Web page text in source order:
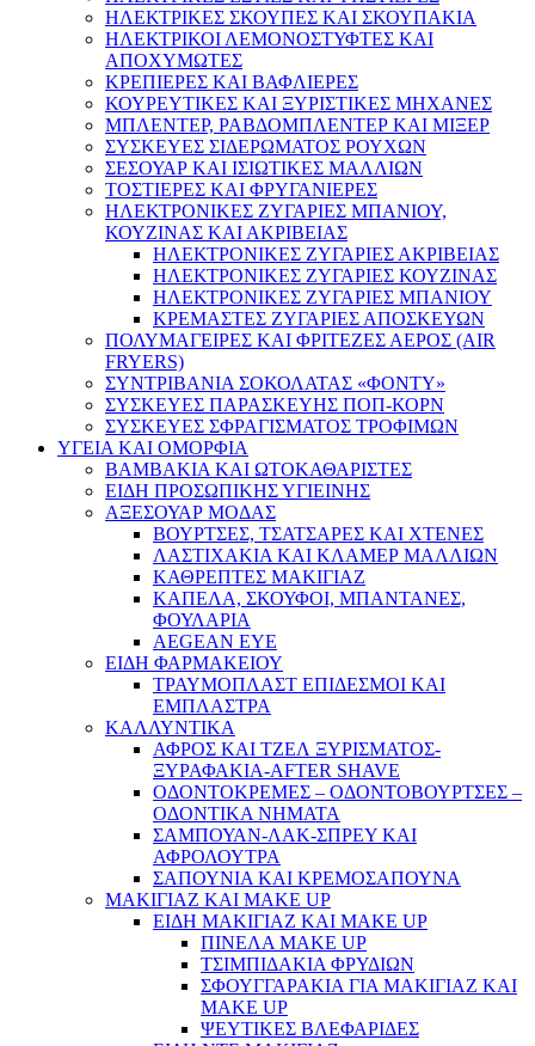
ΗΛΕΚΤΡΙΚΕΣ ΣΚΟΥΠΕΣ ΚΑΙ ΣΚΟΥΠΑΚΙΑ
ΗΛΕΚΤΡΙΚΟΙ ΛΕΜΟΝΟΣΤΥΦΤΕΣ ΚΑΙ
ΑΠΟΧΥΜΩΤΕΣ
ΚΡΕΠΙΕΡΕΣ ΚΑΙ ΒΑΦΛΙΕΡΕΣ
ΚΟΥΡΕΥΤΙΚΕΣ ΚΑΙ ΞΥΡΙΣΤΙΚΕΣ ΜΗΧΑΝΕΣ
ΜΠΛΕΝΤΕΡ, ΡΑΒΔΟΜΠΛΕΝΤΕΡ ΚΑΙ ΜΙΞΕΡ
ΣΥΣΚΕΥΕΣ ΣΙΔΕΡΩΜΑΤΟΣ ΡΟΥΧΩΝ
ΣΕΣΟΥΑΡ ΚΑΙ ΙΣΙΩΤΙΚΕΣ ΜΑΛΛΙΩΝ
ΤΟΣΤΙΕΡΕΣ ΚΑΙ ΦΡΥΓΑΝΙΕΡΕΣ
ΗΛΕΚΤΡΟΝΙΚΕΣ ΖΥΓΑΡΙΕΣ ΜΠΑΝΙΟΥ,
ΚΟΥΖΙΝΑΣ ΚΑΙ ΑΚΡΙΒΕΙΑΣ
ΗΛΕΚΤΡΟΝΙΚΕΣ ΖΥΓΑΡΙΕΣ ΑΚΡΙΒΕΙΑΣ
ΗΛΕΚΤΡΟΝΙΚΕΣ ΖΥΓΑΡΙΕΣ ΚΟΥΖΙΝΑΣ
ΗΛΕΚΤΡΟΝΙΚΕΣ ΖΥΓΑΡΙΕΣ ΜΠΑΝΙΟΥ
ΚΡΕΜΑΣΤΕΣ ΖΥΓΑΡΙΕΣ ΑΠΟΣΚΕΥΩΝ
ΠΟΛΥΜΑΓΕΙΡΕΣ ΚΑΙ ΦΡΙΤΕΖΕΣ ΑΕΡΟΣ (AIR
FRYERS)
ΣΥΝΤΡΙΒΑΝΙΑ ΣΟΚΟΛΑΤΑΣ «ΦΟΝΤΥ»
ΣΥΣΚΕΥΕΣ ΠΑΡΑΣΚΕΥΗΣ ΠΟΠ-ΚΟΡΝ
ΣΥΣΚΕΥΕΣ ΣΦΡΑΓΙΣΜΑΤΟΣ ΤΡΟΦΙΜΩΝ
ΥΓΕΙΑ ΚΑΙ ΟΜΟΡΦΙΑ
ΒΑΜΒΑΚΙΑ ΚΑΙ ΩΤΟΚΑΘΑΡΙΣΤΕΣ
ΕΙΔΗ ΠΡΟΣΩΠΙΚΗΣ ΥΓΙΕΙΝΗΣ
ΑΞΕΣΟΥΑΡ ΜΟΔΑΣ
ΒΟΥΡΤΣΕΣ, ΤΣΑΤΣΑΡΕΣ ΚΑΙ ΧΤΕΝΕΣ
ΛΑΣΤΙΧΑΚΙΑ ΚΑΙ ΚΛΑΜΕΡ ΜΑΛΛΙΩΝ
ΚΑΘΡΕΠΤΕΣ ΜΑΚΙΓΙΑΖ
ΚΑΠΕΛΑ, ΣΚΟΥΦΟΙ, ΜΠΑΝΤΑΝΕΣ,
ΦΟΥΛΑΡΙΑ
AEGEAN EYE
ΕΙΔΗ ΦΑΡΜΑΚΕΙΟΥ
ΤΡΑΥΜΟΠΛΑΣΤ ΕΠΙΔΕΣΜΟΙ ΚΑΙ
ΕΜΠΛΑΣΤΡΑ
ΚΑΛΛΥΝΤΙΚΑ
ΑΦΡΟΣ ΚΑΙ ΤΖΕΛ ΞΥΡΙΣΜΑΤΟΣ-
ΞΥΡΑΦΑΚΙΑ-AFTER SHAVE
ΟΔΟΝΤΟΚΡΕΜΕΣ – ΟΔΟΝΤΟΒΟΥΡΤΣΕΣ –
ΟΔΟΝΤΙΚΑ ΝΗΜΑΤΑ
ΣΑΜΠΟΥΑΝ-ΛΑΚ-ΣΠΡΕΥ ΚΑΙ
ΑΦΡΟΛΟΥΤΡΑ
ΣΑΠΟΥΝΙΑ ΚΑΙ ΚΡΕΜΟΣΑΠΟΥΝΑ
ΜΑΚΙΓΙΑΖ ΚΑΙ MAKE UP
ΕΙΔΗ ΜΑΚΙΓΙΑΖ ΚΑΙ MAKE UP
ΠΙΝΕΛΑ MAKE UP
ΤΣΙΜΠΙΔΑΚΙΑ ΦΡΥΔΙΩΝ
ΣΦΟΥΓΓΑΡΑΚΙΑ ΓΙΑ ΜΑΚΙΓΙΑZ ΚΑΙ
MAKE UP
ΨΕΥΤΙΚΕΣ ΒΛΕΦΑΡΙΔΕΣ